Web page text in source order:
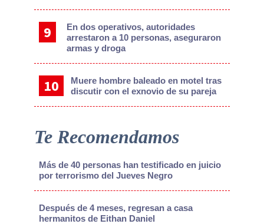
En dos operativos, autoridades
arrestaron a 10 personas, aseguraron
armas y droga
Muere hombre baleado en motel tras
discutir con el exnovio de su pareja
Te Recomendamos
Más de 40 personas han testificado en juicio
por terrorismo del Jueves Negro
Después de 4 meses, regresan a casa
hermanitos de Eithan Daniel